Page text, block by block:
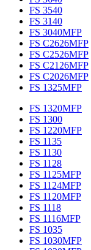
FS 3540
FS 3140
FS 3040MFP
FS C2626MFP
FS C2526MFP
FS C2126MFP
FS C2026MFP
FS 1325MFP
FS 1320MFP
FS 1300
FS 1220MFP
FS 1135
FS 1130
FS 1128
FS 1125MFP
FS 1124MFP
FS 1120MFP
FS 1118
FS 1116MFP
FS 1035
FS 1030MFP